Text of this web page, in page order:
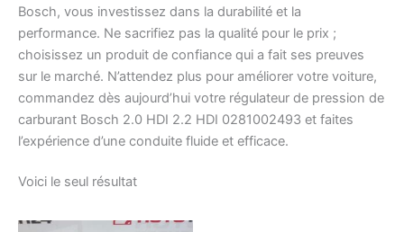
Bosch, vous investissez dans la durabilité et la
performance. Ne sacrifiez pas la qualité pour le prix ;
choisissez un produit de confiance qui a fait ses preuves
sur le marché. N’attendez plus pour améliorer votre voiture,
commandez dès aujourd’hui votre régulateur de pression de
carburant Bosch 2.0 HDI 2.2 HDI 0281002493 et faites
l’expérience d’une conduite fluide et efficace.
Voici le seul résultat